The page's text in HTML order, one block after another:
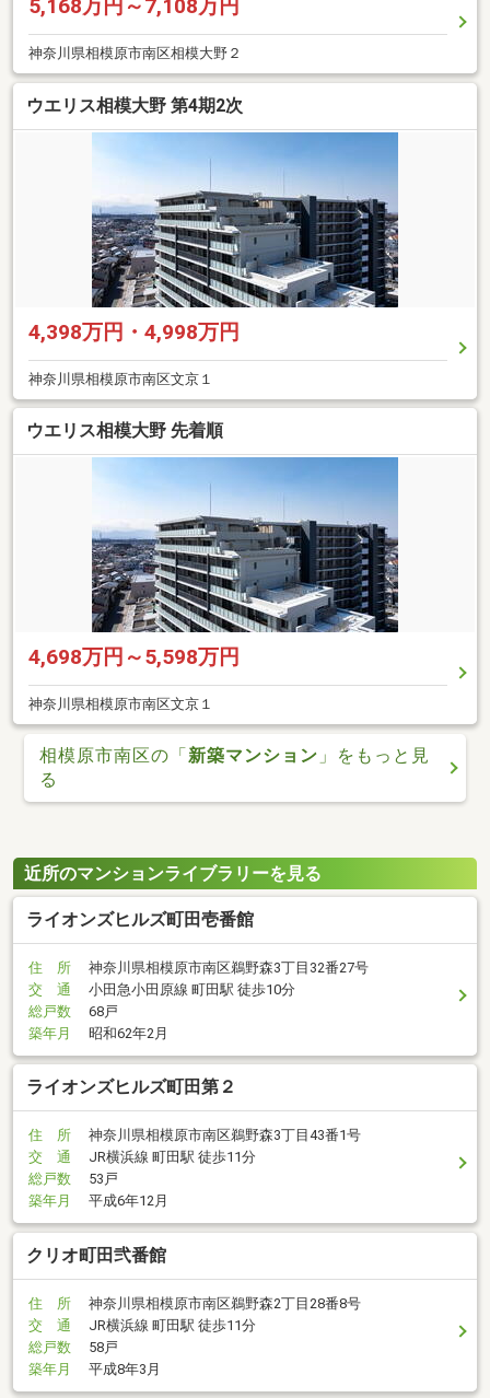
5,168万円～7,108万円
神奈川県相模原市南区相模大野２
ウエリス相模大野 第4期2次
4,398万円・4,998万円
神奈川県相模原市南区文京１
ウエリス相模大野 先着順
4,698万円～5,598万円
神奈川県相模原市南区文京１
相模原市南区の「新築マンション 」をもっと見
る
近所のマンションライブラリーを見る
ライオンズヒルズ町田壱番館
住 所
神奈川県相模原市南区鵜野森3丁目32番27号
交 通
小田急小田原線 町田駅 徒歩10分
総戸数
68戸
築年月
昭和62年2月
ライオンズヒルズ町田第２
住 所
神奈川県相模原市南区鵜野森3丁目43番1号
交 通
JR横浜線 町田駅 徒歩11分
総戸数
53戸
築年月
平成6年12月
クリオ町田弐番館
住 所
神奈川県相模原市南区鵜野森2丁目28番8号
交 通
JR横浜線 町田駅 徒歩11分
総戸数
58戸
築年月
平成8年3月